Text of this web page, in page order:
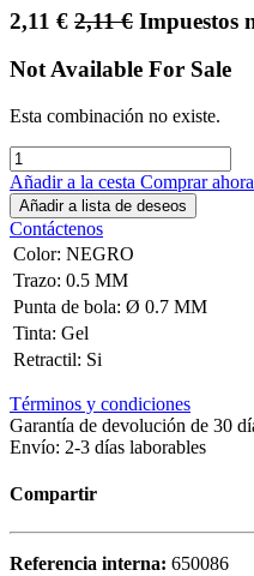
2,11 € 2,11€ Impuestos
Not Available For Sale
Esta combinación no existe.
Añadir a la cesta Comprar ahora
Añadir a lista de deseos
Contáctenos
Color: NEGRO
Trazo: 0.5 MM
Punta de bola: Ø 0.7 MM
Tinta: Gel
Retractil: Si
Términos y condiciones
Garantía de devolución de 30
Envío: 2-3 días laborables
Compartir
Referencia interna: 650086